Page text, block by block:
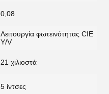
0,08
Λειτουργία φωτεινότητας CIE
Y/V
21 χιλιοστά
5 ίντσες